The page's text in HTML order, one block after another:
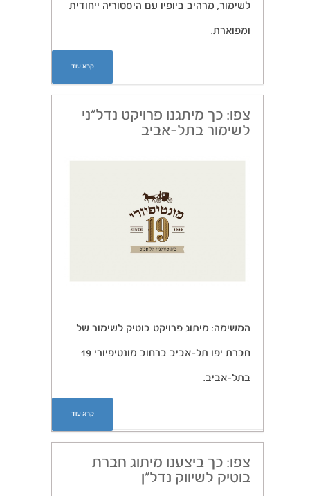
לשימור, מרהיב ביופיו עם היסטוריה ייחודית
ומפוארת.
קרא עוד
צפו: כך מיתגנו פרויקט נדל”ני
לשימור בתל-אביב
המשימה: מיתוג פרויקט בוטיק לשימור של
חברת יפו תל-אביב ברחוב מונטיפיורי 19
בתל-אביב.
קרא עוד
צפו: כך ביצענו מיתוג חברת
בוטיק לשיווק נדל”ן